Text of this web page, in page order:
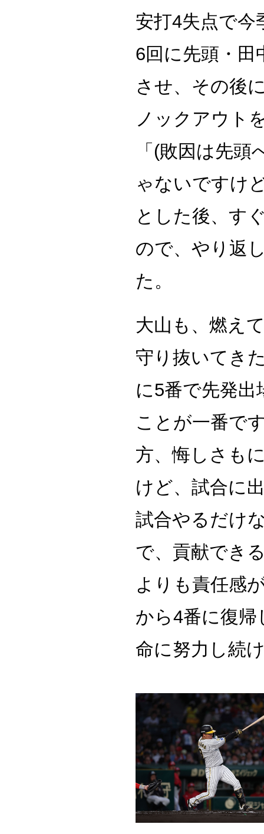
安打4失点で今
6回に先頭・田
させ、その後
ノックアウト
「(敗因は先
ゃないですけ
とした後、す
ので、やり返
た。
大山も、燃え
守り抜いてき
に5番で先発出
ことが一番で
方、悔しさも
けど、試合に
試合やるだけ
で、貢献でき
よりも責任感
から4番に復
命に努力し続